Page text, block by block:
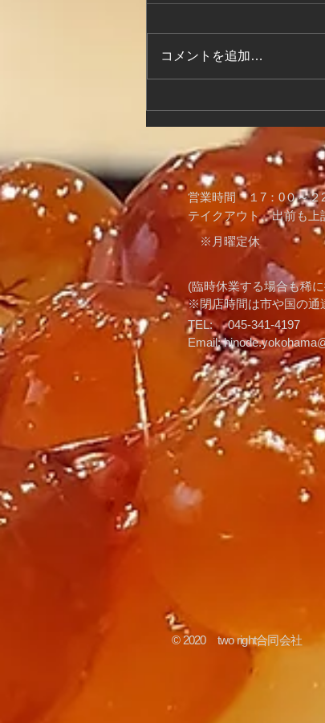
コメントを追加…
営業時間 １7：0０～２
テイクアウト、出前も上
※月曜定休
(臨時休業する場合も稀
​※閉店時間は市や国の通
TEL: 045-341-4197
Email:
© 2020 two right合同会社